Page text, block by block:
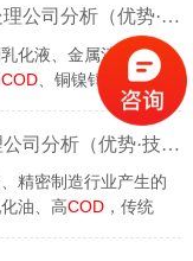
期运维实力，外资高
是高 COD废水治理
心优势、关键技术、
行业3项高频FAQ。
优质机加工废水处理公司分析（优势·技术·案例·FAQ）
化液、金属清洗废
COD、铜镍锌重金属
大、破乳难度高，环
具稳定达标与资源化
。综合技术储备、落
苏州依斯倍环保是精
业优选废水处理服务
优质含油废水处理公司分析（优势·技术·案例·FAQ）
精密制造行业产生的
油、高COD，传统